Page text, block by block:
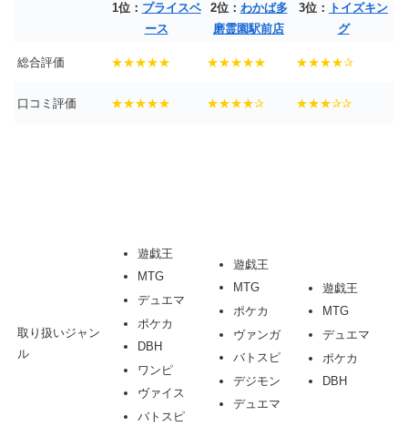
1位： プライスベ
ース
2位： わかば多
磨霊園駅前店
3位：
トイズキン
グ
総合評価 ★★★★★ ★★★★★ ★★★★✰
口コミ評価 ★★★★★ ★★★★✰ ★★★✰✰
取り扱いジャン
ル
遊戯王
MTG
デュエマ
ポケカ
DBH
ワンピ
ヴァイス
バトスピ
遊戯王
MTG
ポケカ
ヴァンガ
バトスピ
デジモン
デュエマ
遊戯王
MTG
デュエマ
ポケカ
DBH